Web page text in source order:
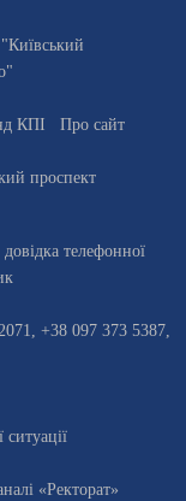
КПІ
Про сайт
проспект
, довiдка телефонної
+38 097 373 5387,
«Ректорат»